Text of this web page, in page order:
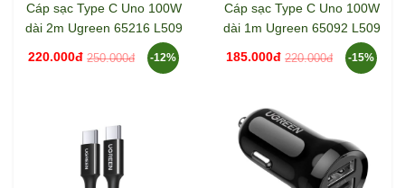
Cáp sạc Type C Uno 100W
dài 2m Ugreen 65216 L509
220.000đ 250.000đ -12%
Cáp sạc Type C Uno 100W
dài 1m Ugreen 65092 L509
185.000đ 220.000đ -15%